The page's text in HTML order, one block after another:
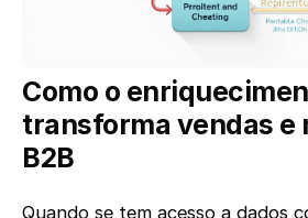
Como o
transforma vendas e
B2B
Quando se tem acesso a dados